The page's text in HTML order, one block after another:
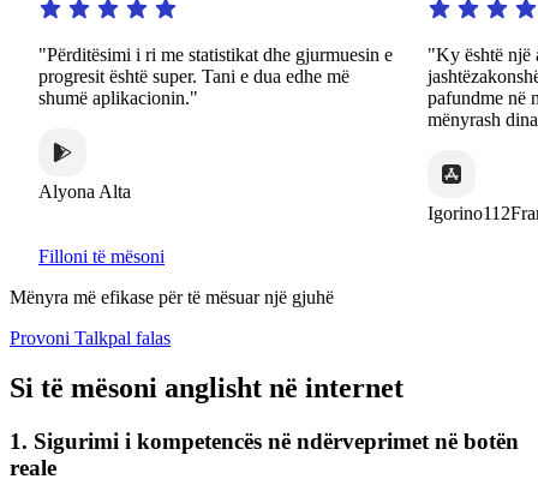
i ri me statistikat dhe gjurmuesin e
është super. Tani e dua edhe më
aplikacionin."
Alta
"Ky është një
jashtëzakonshëm.
pafundme në një
mënyrash dinamike
Igorino112France
Filloni të mësoni
Mënyra më efikase për të mësuar një gjuhë
Provoni Talkpal falas
Si të mësoni anglisht në internet
1. Sigurimi i kompetencës në ndërveprimet në botën
reale